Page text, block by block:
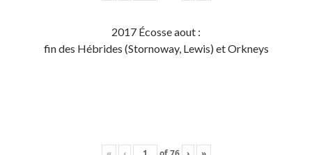
2017 Écosse aout :
fin des Hébrides (Stornoway, Lewis) et Orkneys